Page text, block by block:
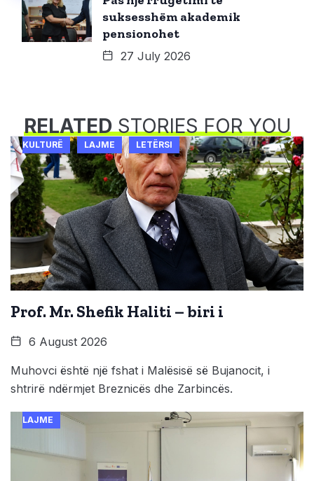
suksesshëm akademik
pensionohet
27 July 2026
RELATEDSTORIES FOR YOU
KULTURË LAJME LETËRSI
Prof. Mr. Shefik Haliti – biri i
6 August 2026
Muhovci është një fshat i Malësisë së Bujanocit, i
shtrirë ndërmjet Breznicës dhe Zarbincës.
LAJME